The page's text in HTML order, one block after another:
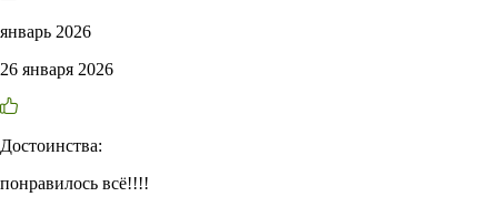
январь 2026
26 января 2026
Достоинства:
понравилось всё!!!!